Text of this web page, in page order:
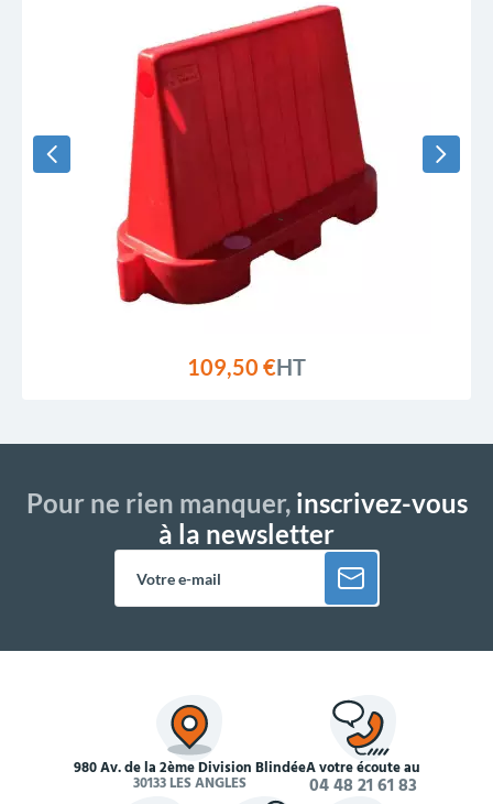
109,50 €HT
Pour ne rien manquer,inscrivez-vous
à la newsletter
980 Av. de la 2ème Division Blindée
30133 LES ANGLES
À votre écoute au
04 48 21 61 83